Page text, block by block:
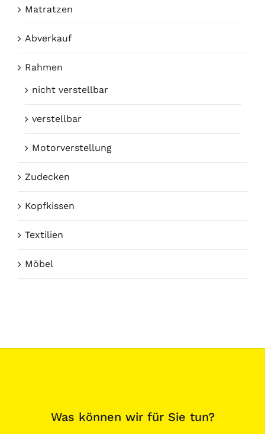
Matratzen
Abverkauf
Rahmen
nicht verstellbar
verstellbar
Motorverstellung
Zudecken
Kopfkissen
Textilien
Möbel
Was können wir für Sie tun?